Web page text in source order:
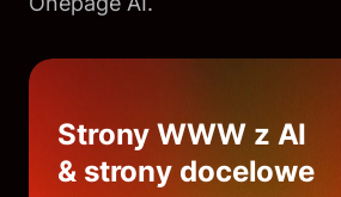
Strony WWW z AI
& strony docelowe